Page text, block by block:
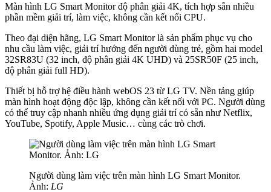
Màn hình LG Smart Monitor độ phân giải 4K, tích hợp sẵn nhiều
phần mềm giải trí, làm việc, không cần kết nối CPU.
Theo đại diện hãng, LG Smart Monitor là sản phẩm phục vụ cho
nhu cầu làm việc, giải trí hướng đến người dùng trẻ, gồm hai model
32SR83U (32 inch, độ phân giải 4K UHD) và 25SR50F (25 inch,
độ phân giải full HD).
Thiết bị hỗ trợ hệ điều hành webOS 23 từ LG TV. Nền tảng giúp
màn hình hoạt động độc lập, không cần kết nối với PC. Người dùng
có thể truy cập nhanh nhiều ứng dụng giải trí có sẵn như Netflix,
YouTube, Spotify, Apple Music… cùng các trò chơi.
Người dùng làm việc trên màn hình LG Smart Monitor.
Ảnh: LG